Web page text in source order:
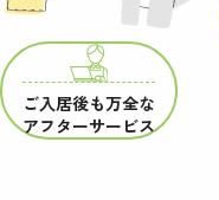
ご入居後も万全な
アフターサービス